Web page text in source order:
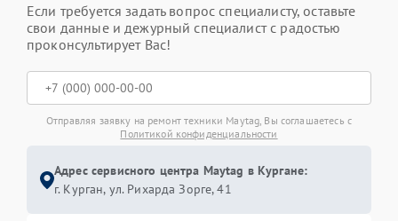
Если требуется задать вопрос специалисту, оставьте
свои данные и дежурный специалист с радостью
проконсультирует Вас!
Отправляя заявку на ремонт техники Maytag, Вы соглашаетесь с
Политикой конфиденциальности
Адрес сервисного центра Maytag в Кургане:
г. Курган, ул. Рихарда Зорге, 41